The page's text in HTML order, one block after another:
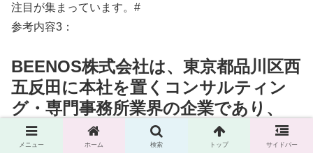
注目が集まっています。#
参考内容3：
BEENOS株式会社は、東京都品川区西
五反田に本社を置くコンサルティン
グ・専門事務所業界の企業であり、
1999年に設立されました。資本金は
メニュー ホーム 検索 トップ サイドバー